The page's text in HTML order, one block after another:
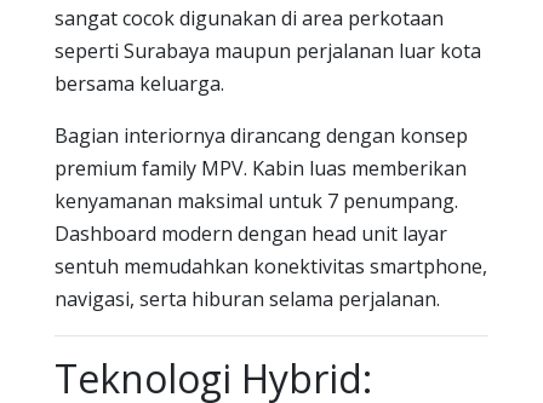
sangat cocok digunakan di area perkotaan
seperti Surabaya maupun perjalanan luar kota
bersama keluarga.
Bagian interiornya dirancang dengan konsep
premium family MPV. Kabin luas memberikan
kenyamanan maksimal untuk 7 penumpang.
Dashboard modern dengan head unit layar
sentuh memudahkan konektivitas smartphone,
navigasi, serta hiburan selama perjalanan.
Teknologi Hybrid: